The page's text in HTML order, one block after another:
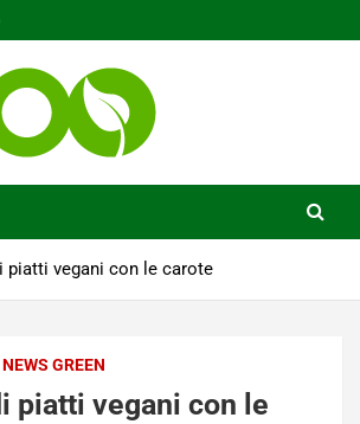
piatti vegani con le carote
NEWS GREEN
piatti vegani con le